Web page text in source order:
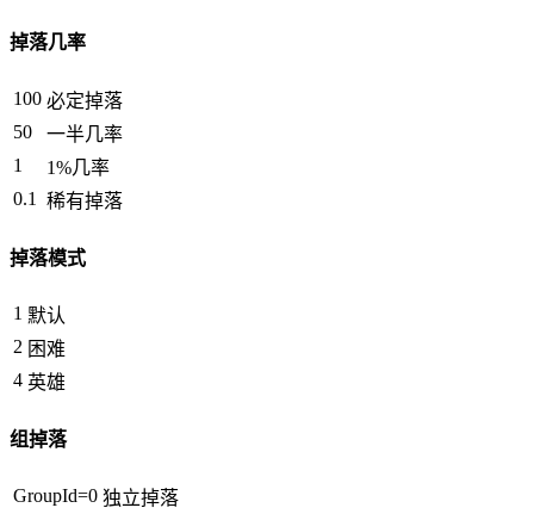
掉落几率
100 必定掉落
50
一半几率
1
1%几率
0.1
稀有掉落
掉落模式
1 默认
2 困难
4 英雄
组掉落
GroupId=0 独立掉落